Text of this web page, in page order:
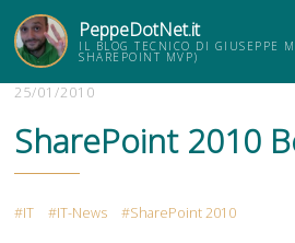
PeppeDotNet.it
IL BLOG TECNICO DI GIUSEPPE
SHAREPOINT MVP)
25/01/2010
SharePoint 2010
IT IT-News SharePoint 2010